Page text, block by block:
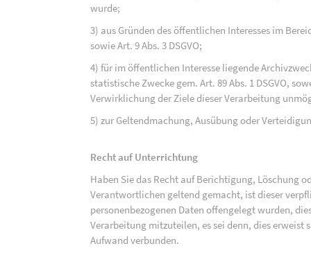
wurde;
3) aus Gründen des öffentlichen Interesses im
sowie Art. 9 Abs. 3 DSGVO;
4) für im öffentlichen Interesse liegende
statistische Zwecke gem. Art. 89 Abs. 1 DSGVO,
Verwirklichung der Ziele dieser Verarbeitung
5) zur Geltendmachung, Ausübung oder
Recht auf Unterrichtung
Haben Sie das Recht auf Berichtigung, Löschung
Verantwortlichen geltend gemacht, ist dieser
personenbezogenen Daten offengelegt wurden,
Verarbeitung mitzuteilen, es sei denn, dies
Aufwand verbunden.